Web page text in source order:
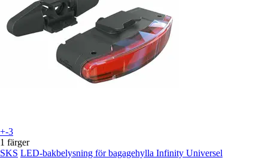
+-3
1 färger
SKS LED-bakbelysning för bagagehylla Infinity Universel